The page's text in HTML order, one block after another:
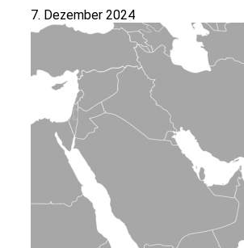
7. Dezember 2024